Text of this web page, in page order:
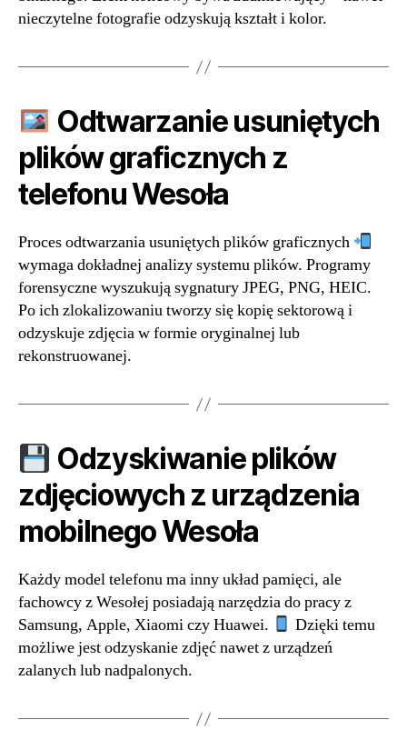
nieczytelne fotografie odzyskują kształt i kolor.
Odtwarzanie usuniętych
plików graficznych z
telefonu Wesoła
Proces odtwarzania usuniętych plików graficznych
wymaga dokładnej analizy systemu plików. Programy
forensyczne wyszukują sygnatury JPEG, PNG, HEIC.
Po ich zlokalizowaniu tworzy się kopię sektorową i
odzyskuje zdjęcia w formie oryginalnej lub
rekonstruowanej.
Odzyskiwanie plików
zdjęciowych z urządzenia
mobilnego Wesoła
Każdy model telefonu ma inny układ pamięci, ale
fachowcy z Wesołej posiadają narzędzia do pracy z
Samsung, Apple, Xiaomi czy Huawei.
Dzięki temu
możliwe jest odzyskanie zdjęć nawet z urządzeń
zalanych lub nadpalonych.